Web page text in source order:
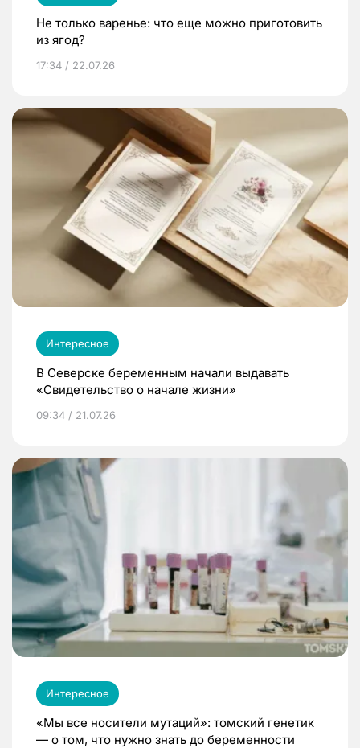
Не только варенье: что еще можно приготовить
из ягод?
17:34 / 22.07.26
Интересное
В Северске беременным начали выдавать
«Свидетельство о начале жизни»
09:34 / 21.07.26
Интересное
«Мы все носители мутаций»: томский генетик
— о том, что нужно знать до беременности